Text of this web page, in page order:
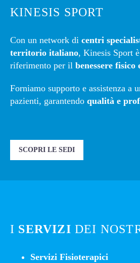
KINESIS SPORT
Con un network di centri
territorio italiano, Kinesis Sport
riferimento per il benessere fisico
Forniamo supporto e assistenza a
pazienti, garantendo qualità e
SCOPRI LE SEDI
I SERVIZI DEI
Servizi Fisioterapici